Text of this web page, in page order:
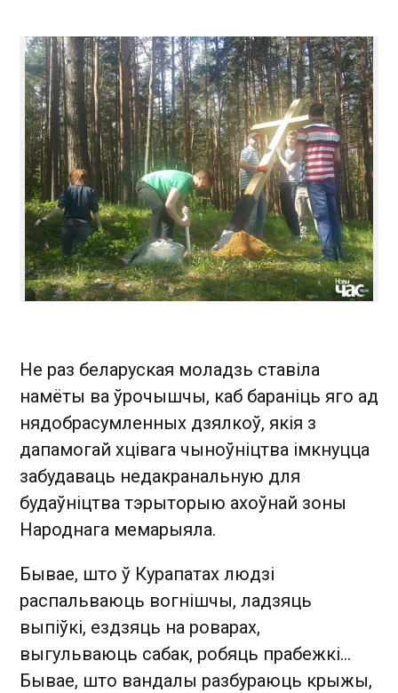
Не раз беларуская моладзь ставіла
намёты ва ўрочышчы, каб бараніць яго ад
нядобрасумленных дзялкоў, якія з
дапамогай хцівага чыноўніцтва імкнуцца
забудаваць недакранальную для
будаўніцтва тэрыторыю ахоўнай зоны
Народнага мемарыяла.
Бывае, што ў Курапатах людзі
распальваюць вогнішчы, ладзяць
выпіўкі, ездзяць на роварах,
выгульваюць сабак, робяць прабежкі…
Бывае, што вандалы разбураюць крыжы,